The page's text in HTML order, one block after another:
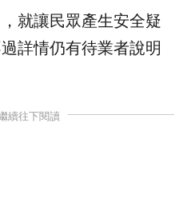
就讓民眾產生安全疑
詳情仍有待業者說明
續往下閱讀